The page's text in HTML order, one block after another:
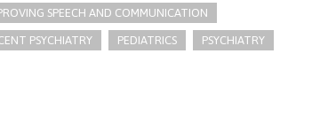
SPEECH AND COMMUNICATION
PSYCHIATRY PEDIATRICS PSYCHIATRY